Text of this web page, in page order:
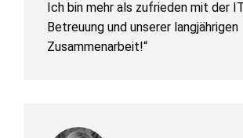
Ich bin mehr als zufrieden mit der
Betreuung und unserer langjährigen
Zusammenarbeit!“